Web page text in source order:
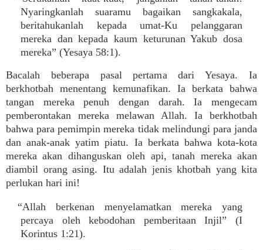
Nyaringkanlah suaramu bagaikan sangkakala,
beritahukanlah kepada umat-Ku pelanggaran
mereka dan kepada kaum keturunan Yakub dosa
mereka” (Yesaya 58:1).
Bacalah beberapa pasal pertama dari Yesaya. Ia
berkhotbah menentang kemunafikan. Ia berkata bahwa
tangan mereka penuh dengan darah. Ia mengecam
pemberontakan mereka melawan Allah. Ia berkhotbah
bahwa para pemimpin mereka tidak melindungi para janda
dan anak-anak yatim piatu. Ia berkata bahwa kota-kota
mereka akan dihanguskan oleh api, tanah mereka akan
diambil orang asing. Itu adalah jenis khotbah yang kita
perlukan hari ini!
“Allah berkenan menyelamatkan mereka yang
percaya oleh kebodohan pemberitaan Injil” (I
Korintus 1:21).